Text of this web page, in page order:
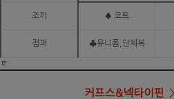
조끼 ♠ 코트
점퍼 ♣유니폼,단체복
ㅌ
커프스&넥타이핀